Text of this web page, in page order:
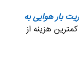
بار هوایی به
هزینه از